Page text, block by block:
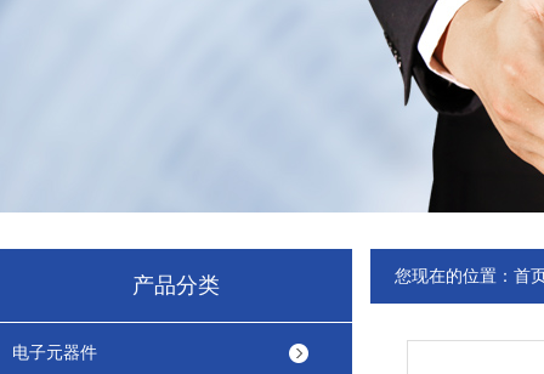
产品分类
电子元器件
您现在的位置： 首